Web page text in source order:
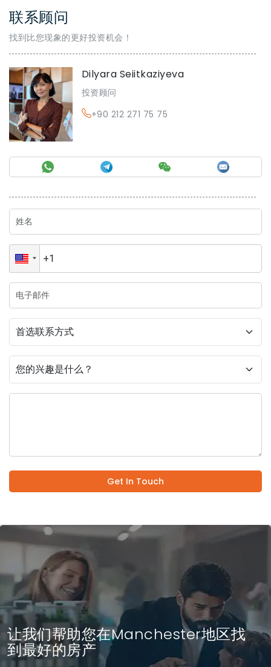
联系顾问
找到比您现象的更好投资机会！
Dilyara Seiitkaziyeva
投资顾问
+90 212 271 75 75
Get In Touch
让我们帮助您在Manchester地区找
到最好的房产